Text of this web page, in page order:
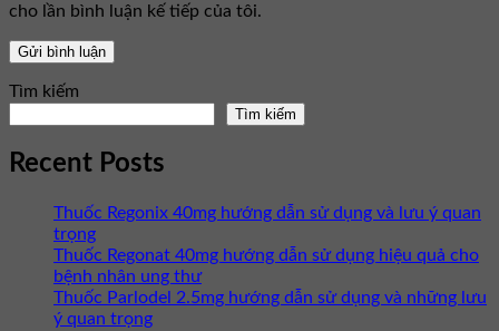
cho lần bình luận kế tiếp của tôi.
Tìm kiếm
Tìm kiếm
Recent Posts
Thuốc Regonix 40mg hướng dẫn sử dụng và lưu ý quan
trọng
Thuốc Regonat 40mg hướng dẫn sử dụng hiệu quả cho
bệnh nhân ung thư
Thuốc Parlodel 2.5mg hướng dẫn sử dụng và những lưu
ý quan trọng